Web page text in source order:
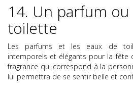
14. Un parfum
toilette
Les parfums et les eaux de
intemporels et élégants pour la fête
fragrance qui correspond à la
lui permettra de se sentir belle et